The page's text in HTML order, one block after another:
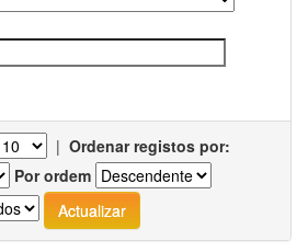
| Ordenar registos por:
Por ordem